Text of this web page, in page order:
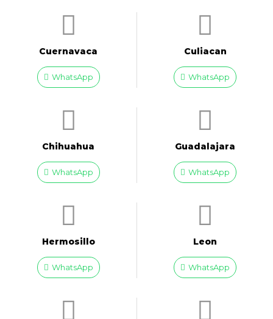
Cuernavaca
WhatsApp
Culiacan
WhatsApp
Chihuahua
WhatsApp
Guadalajara
WhatsApp
Hermosillo
WhatsApp
Leon
WhatsApp